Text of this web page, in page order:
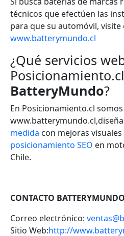
técnicos que efectúen las
para que su automóvil, visite
www.batterymundo.cl
¿Qué servicios
BatteryMundo?
En Posicionamiento.cl
medida con mejoras
posicionamiento SEO en
Chile.
CONTACTO
Correo electrónico:
Sitio Web:http://